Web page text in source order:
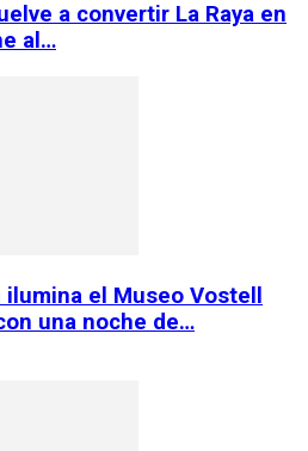
a convertir La Raya en
al…
el Museo Vostell
una noche de…